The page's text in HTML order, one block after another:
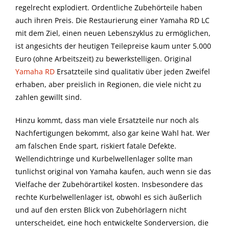
regelrecht explodiert. Ordentliche Zubehörteile haben
auch ihren Preis. Die Restaurierung einer Yamaha RD LC
mit dem Ziel, einen neuen Lebenszyklus zu ermöglichen,
ist angesichts der heutigen Teilepreise kaum unter 5.000
Euro (ohne Arbeitszeit) zu bewerkstelligen. Original
Yamaha RD Ersatzteile sind qualitativ über jeden Zweifel
erhaben, aber preislich in Regionen, die viele nicht zu
zahlen gewillt sind.
Hinzu kommt, dass man viele Ersatzteile nur noch als
Nachfertigungen bekommt, also gar keine Wahl hat. Wer
am falschen Ende spart, riskiert fatale Defekte.
Wellendichtringe und Kurbelwellenlager sollte man
tunlichst original von Yamaha kaufen, auch wenn sie das
Vielfache der Zubehörartikel kosten. Insbesondere das
rechte Kurbelwellenlager ist, obwohl es sich äußerlich
und auf den ersten Blick von Zubehörlagern nicht
unterscheidet, eine hoch entwickelte Sonderversion, die